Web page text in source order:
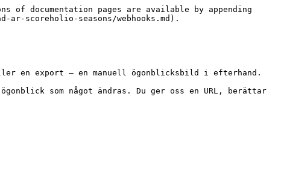
documentation pages are available by appending
scoreholio-seasons/webhooks.md).
en export — en manuell ögonblicksbild i efterhand.
som något ändras. Du ger oss en URL, berättar